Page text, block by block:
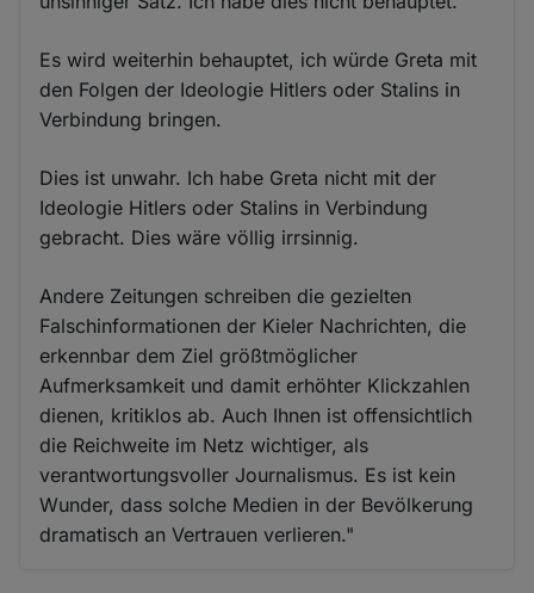
Es wird weiterhin behauptet, ich würde Greta mit
den Folgen der Ideologie Hitlers oder Stalins in
Verbindung bringen.
Dies ist unwahr. Ich habe Greta nicht mit der
Ideologie Hitlers oder Stalins in Verbindung
gebracht. Dies wäre völlig irrsinnig.
Andere Zeitungen schreiben die gezielten
Falschinformationen der Kieler Nachrichten, die
erkennbar dem Ziel größtmöglicher
Aufmerksamkeit und damit erhöhter Klickzahlen
dienen, kritiklos ab. Auch Ihnen ist offensichtlich
die Reichweite im Netz wichtiger, als
verantwortungsvoller Journalismus. Es ist kein
Wunder, dass solche Medien in der Bevölkerung
dramatisch an Vertrauen verlieren."